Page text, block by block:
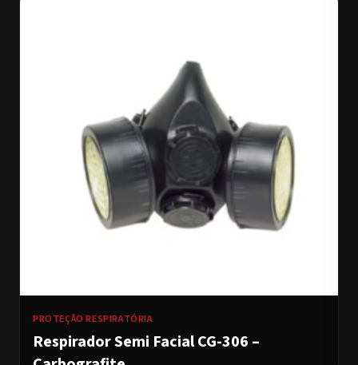
PROTEÇÃO RESPIRATÓRIA
Respirador Semi Facial CG-306 –